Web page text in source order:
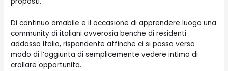
Di continuo amabile e il occasione di apprendere luogo una
community di italiani ovverosia benche di residenti
addosso Italia, rispondente affinche ci si possa verso
modo di l’aggiunta di semplicemente vedere intimo di
crollare opportunita.